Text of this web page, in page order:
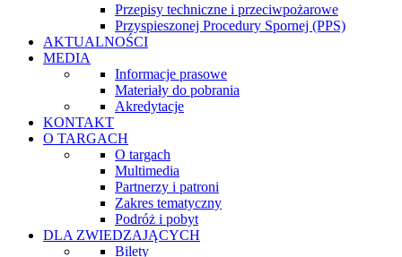
Przepisy techniczne i przeciwpożarowe
Przyspieszonej Procedury Spornej (PPS)
AKTUALNOŚCI
MEDIA
Informacje prasowe
Materiały do pobrania
Akredytacje
KONTAKT
O TARGACH
O targach
Multimedia
Partnerzy i patroni
Zakres tematyczny
Podróż i pobyt
DLA ZWIEDZAJĄCYCH
Bilety